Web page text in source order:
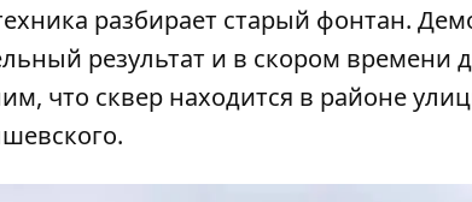
разбирает старый фонтан.
результат и в скором времени
что сквер находится в районе